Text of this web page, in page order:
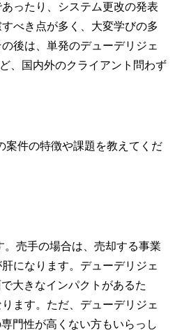
ったり、システム更改の発表
べき点が多く、大変学びの多
後は、単発のデューデリジェ
、国内外のクライアント問わず
案件の特徴や課題を教えてくだ
売手の場合は、売却する事業
になります。デューデリジェ
大きなインパクトがあるた
ます。ただ、デューデリジェ
門性が高くない方もいらっし